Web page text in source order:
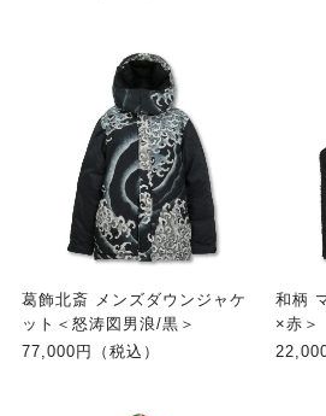
葛飾北斎 メンズダウンジャケ
ット＜怒涛図男浪/黒＞
77,000円（税込）
和柄
×赤＞